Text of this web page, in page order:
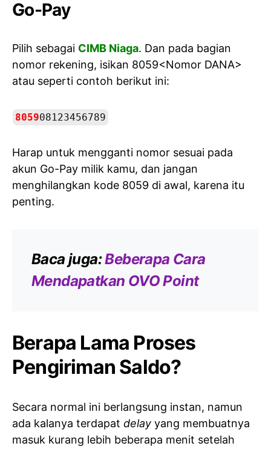
Go-Pay
Pilih sebagai CIMB Niaga. Dan pada bagian
nomor rekening, isikan 8059<Nomor DANA>
atau seperti contoh berikut ini:
805908123456789
Harap untuk mengganti nomor sesuai pada
akun Go-Pay milik kamu, dan jangan
menghilangkan kode 8059 di awal, karena itu
penting.
Baca juga:Beberapa Cara
Mendapatkan OVO Point
Berapa Lama Proses
Pengiriman Saldo?
Secara normal ini berlangsung instan, namun
ada kalanya terdapat delay yang membuatnya
masuk kurang lebih beberapa menit setelah